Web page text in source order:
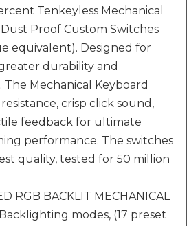
Tenkeyless Mechanical
Proof Custom Switches
equivalent). Designed for
durability and
The Mechanical Keyboard
crisp click sound,
feedback for ultimate
performance. The switches
quality, tested for 50 million
RGB BACKLIT MECHANICAL
modes, (17 preset